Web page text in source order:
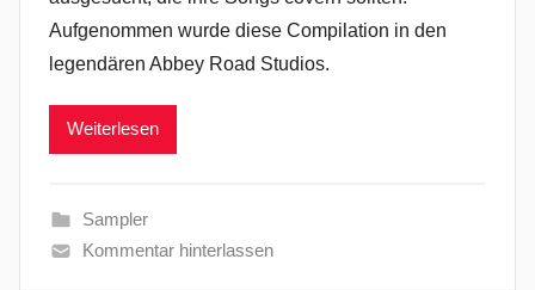
Aufgenommen wurde diese Compilation in den
legendären Abbey Road Studios.
Weiterlesen
Sampler
Kommentar hinterlassen